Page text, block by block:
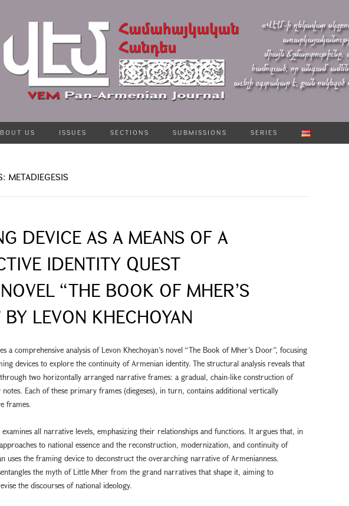
US ISSUES SECTIONS SUBMISSIONS SERIES
METADIEGESIS
DEVICE AS A MEANS OF A
IDENTITY QUEST
“THE BOOK OF MHER’S
LEVON KHECHOYAN
a comprehensive analysis of Levon Khechoyan’s novel “The Book of Mher’s Door”, focusing
devices to explore the continuity of Armenian identity. The structural analysis reveals that
two horizontally arranged narrative frames: a gradual, chain-like construction of
Each of these primary frames (diegeses), in turn, contains additional vertically
frames.
examines all narrative levels, emphasizing their relationships and functions. It argues that, in
to national essence and the reconstruction, modernization, and continuity of
uses the framing device to deconstruct the overarching narrative of Armenianness.
the myth of Little Mher from the grand narratives that shape it, aiming to
the discourses of national ideology.